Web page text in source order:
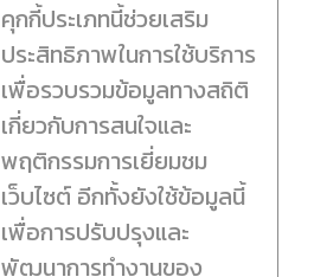
คุกกี้ประเภทนี้ช่วยเสริม
ประสิทธิภาพในการใช้บริการ
เพื่อรวบรวมข้อมูลทางสถิติ
เกี่ยวกับการสนใจและ
พฤติกรรมการเยี่ยมชม
เว็บไซต์ อีกทั้งยังใช้ข้อมูลนี้
เพื่อการปรับปรุงและ
พัฒนาการทำงานของ